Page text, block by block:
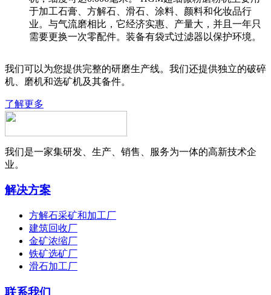
于加工石膏、方解石、滑石、涂料、颜料和化妆品行
业。与气流磨相比，它经济实惠、产量大，并且一年只
需要更换一次零配件。装备有袋式过滤器以保护环境。
我们可以为您提供完整的研磨生产线。我们还提供独立的破碎
机、磨机和选矿机及其备件。
了解更多
我们是一家集研发、生产、销售、服务为一体的高新技术企
业。
解决方案
方解石采矿和加工厂
建筑回收厂
金矿浓缩厂
铁矿选矿厂
滑石加工厂
联系我们